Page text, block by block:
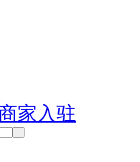
家入驻